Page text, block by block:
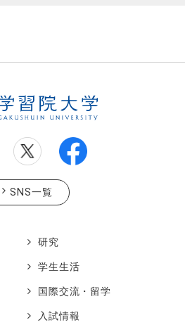
SNS一覧
研究
学生生活
国際交流・留学
入試情報